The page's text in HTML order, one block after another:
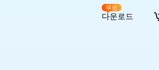
다운로드
무료